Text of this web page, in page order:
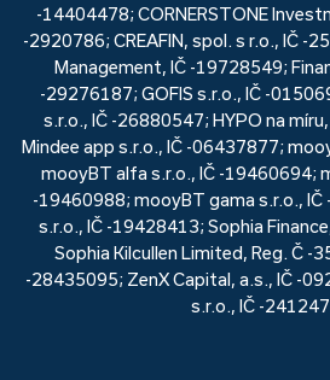
-14404478; CORNERSTONE
-2920786; CREAFIN, spol. s r.o., IČ -
Management, IČ -19728549;
-29276187; GOFIS s.r.o., IČ -
s.r.o., IČ -26880547; HYPO na
Mindee app s.r.o., IČ -06437877;
mooyBT alfa s.r.o., IČ -19460694;
-19460988; mooyBT gama s.r.o.,
s.r.o., IČ -19428413; Sophia
Sophia Kilcullen Limited, Reg. Č -
-28435095; ZenX Capital, a.s., IČ -
s.r.o., IČ -